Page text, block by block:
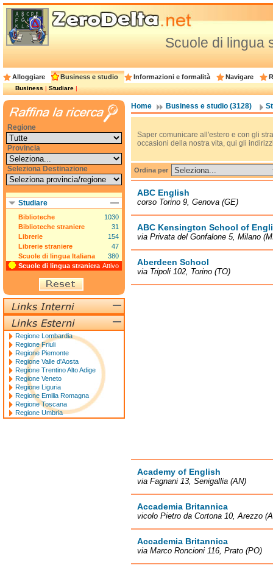
Scuole di lingua
Alloggiare Business e studio Informazioni e formalità Navigare
Business|Studiare|
Home Business e studio (3128)
Saper comunicare all'estero e con gli
occasioni della nostra vita, qui gli
Ordina per
ABC English
corso Torino 9, Genova (GE)
ABC Kensington School of
via Privata del Gonfalone 5, Milano
Aberdeen School
via Tripoli 102, Torino (TO)
Academy of English
via Fagnani 13, Senigallia (AN)
Accademia Britannica
vicolo Pietro da Cortona 10, Arezzo
Accademia Britannica
via Marco Roncioni 116, Prato (PO)
Regione
Provincia
Seleziona Destinazione
Studiare
Biblioteche
1030
Biblioteche straniere
31
Librerie
154
Librerie straniere
47
Scuole di lingua Italiana
380
Scuole di lingua straniera Attivo
Regione Lombardia
Regione Friuli
Regione Piemonte
Regione Valle d'Aosta
Regione Trentino Alto Adige
Regione Veneto
Regione Liguria
Regione Emilia Romagna
Regione Toscana
Regione Umbria